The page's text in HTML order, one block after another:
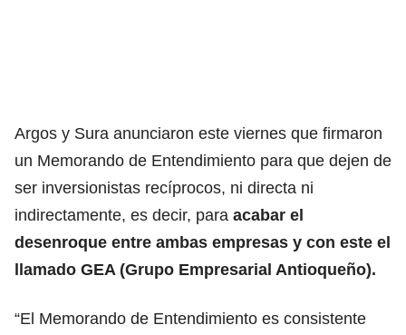
Argos y Sura anunciaron este viernes que firmaron
un Memorando de Entendimiento para que dejen de
ser inversionistas recíprocos, ni directa ni
indirectamente, es decir, para acabar el
desenroque entre ambas empresas y con este el
llamado GEA (Grupo Empresarial Antioqueño).
“El Memorando de Entendimiento es consistente